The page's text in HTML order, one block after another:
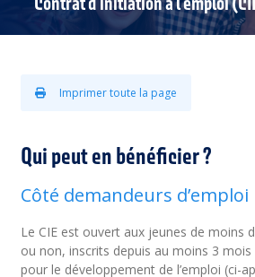
Imprimer toute la page
Qui peut en bénéficier ?
Côté demandeurs d’emploi
Le CIE est ouvert aux jeunes de moins
ou non, inscrits depuis au moins 3 mois
pour le développement de l’emploi (ci-